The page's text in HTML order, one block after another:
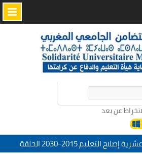
عن بعد
المدرسة المغربية بين جمال النصوص وقسوة
اليوم 24
الجامعي المغربي تعزي في وفاة